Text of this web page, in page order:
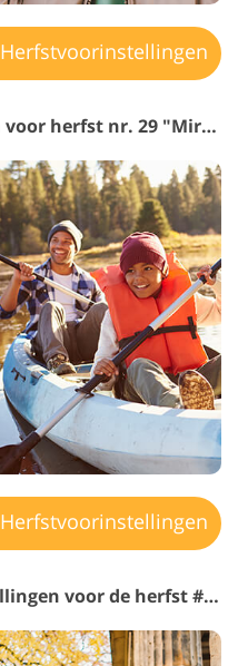
Herfstvoorinstellingen
Lightroom-voorinstellingen voor herfst nr. 29 "Miracle"
Herfstvoorinstellingen
Gratis Lightroom-voorinstellingen voor de herfst #30 "Charming"